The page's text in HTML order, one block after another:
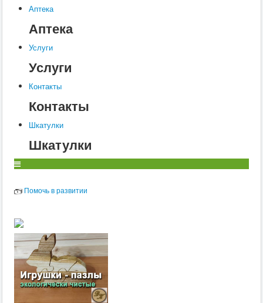
Аптека
Аптека
Услуги
Услуги
Контакты
Контакты
Шкатулки
Шкатулки
Помочь в развитии